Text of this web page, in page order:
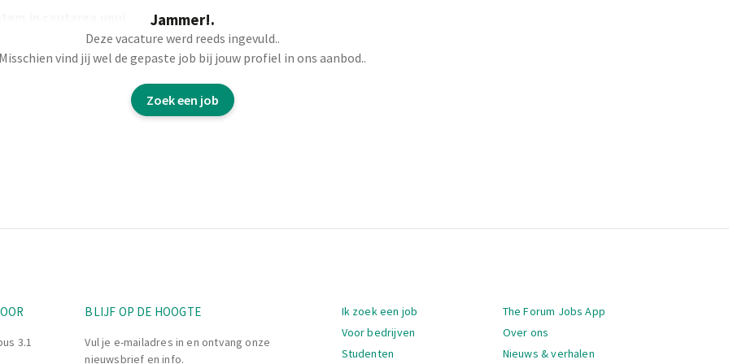
Jammer!.
Deze vacature werd reeds ingevuld..
Misschien vind jij wel de gepaste job bij jouw profiel in ons aanbod..
Zoek een job
3.1
BLIJF OP DE HOOGTE
Vul je e-mailadres in en ontvang onze
nieuwsbrief en info.
Navigatie
Ik zoek een job
Voor bedrijven
Studenten
The Forum Jobs App
Over ons
Nieuws & verhalen